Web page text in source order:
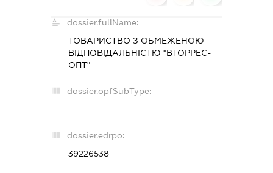
dossier.fullName:
ТОВАРИСТВО З ОБМЕЖЕНОЮ
ВІДПОВІДАЛЬНІСТЮ "ВТОРРЕС-
ОПТ"
dossier.opfSubType:
-
dossier.edrpo:
39226538